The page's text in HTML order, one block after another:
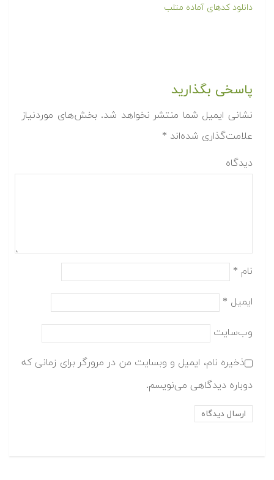
دانلود کدهای آماده متلب
پاسخی بگذارید
نشانی ایمیل شما منتشر نخواهد شد. بخش‌های موردنیاز
علامت‌گذاری شده‌اند *
دیدگاه
نام *
ایمیل *
وب‌سایت
ذخیره نام، ایمیل و وبسایت من در مرورگر برای زمانی که
دوباره دیدگاهی می‌نویسم.